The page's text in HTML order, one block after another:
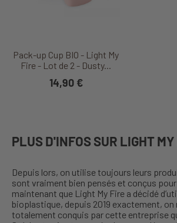
Pack-up Cup BIO - Light My
Fire - Lot de 2 - Dusty...
14,90 €
PLUS D'INFOS SUR LIGHT
Depuis lors, on utilise toujours leurs
sont vraiment bien pensés et conçus pour
maintenant que Light My Fire a décidé
bioplastique, depuis 2019 exactement, on
totalement conquis par cette entreprise